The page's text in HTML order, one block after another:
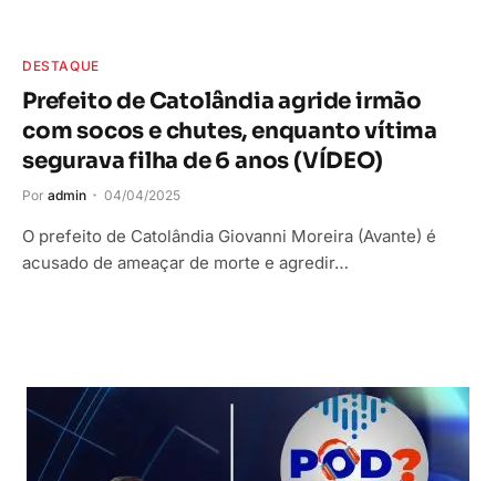
DESTAQUE
Prefeito de Catolândia agride irmão
com socos e chutes, enquanto vítima
segurava filha de 6 anos (VÍDEO)
Por admin 04/04/2025
O prefeito de Catolândia Giovanni Moreira (Avante) é
acusado de ameaçar de morte e agredir…